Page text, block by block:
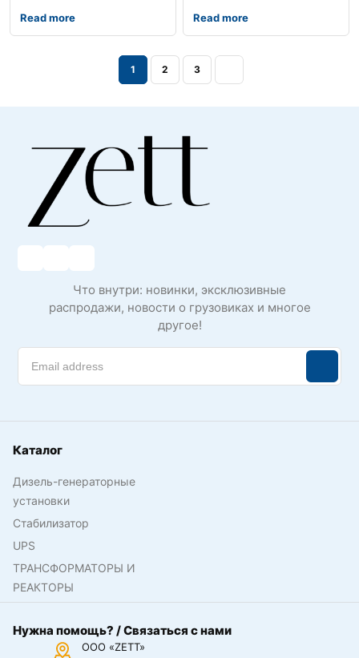
Read more Read more
1 2 3
Что внутри: новинки, эксклюзивные
распродажи, новости о грузовиках и многое
другое!
Каталог
Дизель-генераторные
установки
Стабилизатор
UPS
ТРАНСФОРМАТОРЫ И
РЕАКТОРЫ
Нужна помощь? / Связаться с нами
ООО «ZETT»